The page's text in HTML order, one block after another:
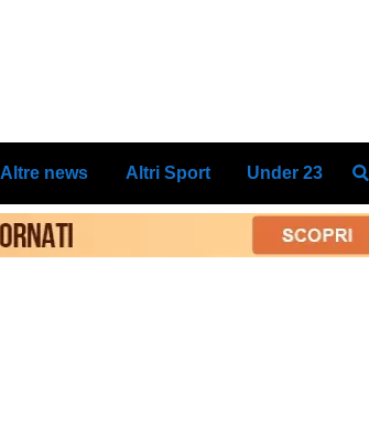
Altre news Altri Sport Under 23